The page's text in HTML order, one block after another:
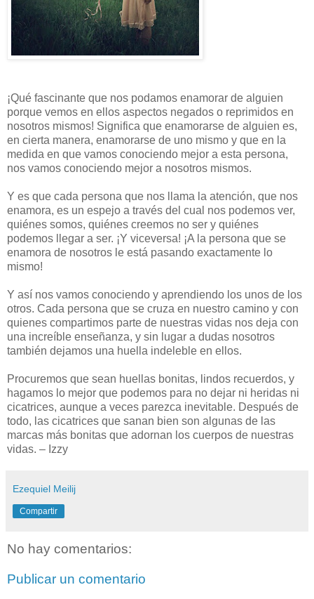
¡Qué fascinante que nos podamos enamorar de alguien
porque vemos en ellos aspectos negados o reprimidos en
nosotros mismos! Significa que enamorarse de alguien es,
en cierta manera, enamorarse de uno mismo y que en la
medida en que vamos conociendo mejor a esta persona,
nos vamos conociendo mejor a nosotros mismos.
Y es que cada persona que nos llama la atención, que nos
enamora, es un espejo a través del cual nos podemos ver,
quiénes somos, quiénes creemos no ser y quiénes
podemos llegar a ser. ¡Y viceversa! ¡A la persona que se
enamora de nosotros le está pasando exactamente lo
mismo!
Y así nos vamos conociendo y aprendiendo los unos de los
otros. Cada persona que se cruza en nuestro camino y con
quienes compartimos parte de nuestras vidas nos deja con
una increíble enseñanza, y sin lugar a dudas nosotros
también dejamos una huella indeleble en ellos.
Procuremos que sean huellas bonitas, lindos recuerdos, y
hagamos lo mejor que podemos para no dejar ni heridas ni
cicatrices, aunque a veces parezca inevitable. Después de
todo, las cicatrices que sanan bien son algunas de las
marcas más bonitas que adornan los cuerpos de nuestras
vidas. – Izzy
Ezequiel Meilij
Compartir
No hay comentarios:
Publicar un comentario